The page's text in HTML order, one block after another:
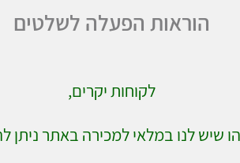
הוראות הפעלה לשלטים
לקוחות יקרים,
שיש לנו במלאי למכירה באתר